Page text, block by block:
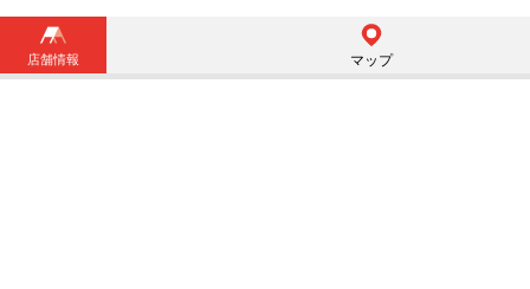
店舗情報 マップ